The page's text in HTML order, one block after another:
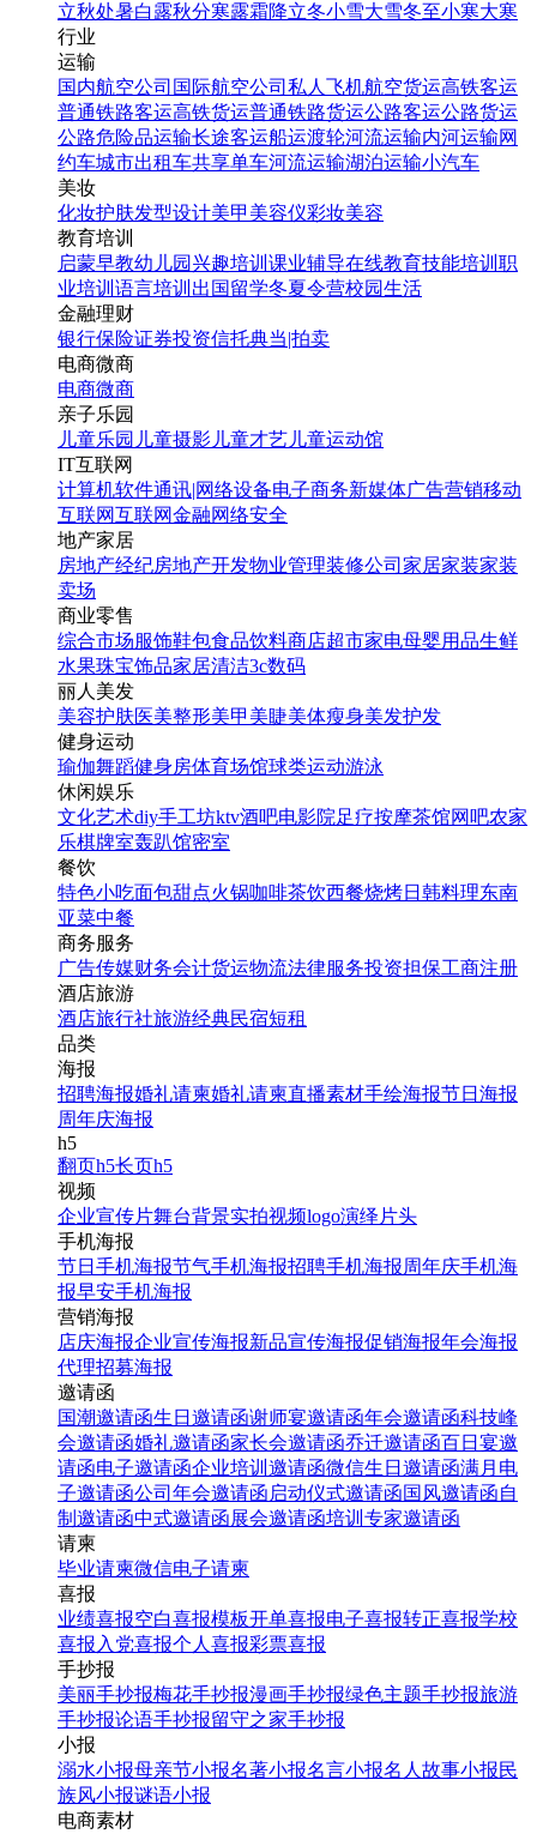
立秋处暑白露秋分寒露霜降立冬小雪大雪冬至小寒大寒
行业
运输
国内航空公司 国际航空公司 私人飞机航空货运高铁客运
普通铁路客运高铁货运普通铁路货运公路客运公路货运
公路危险品运输长途客运船运渡轮河流运输内河运输网
约车城市出租车共享单车河流运输湖泊运输小汽车
美妆
化妆护肤发型设计美甲 美容仪彩妆美容
教育培训
启蒙早教幼儿园 兴趣培训 课业辅导在线教育技能培训 职
业培训 语言培训 出国留学冬夏令营校园生活
金融理财
银行保险证券投资信托典当|拍卖
电商微商
电商微商
亲子乐园
儿童乐园 儿童摄影 儿童才艺 儿童运动馆
IT互联网
计算机软件通讯|网络设备电子商务新媒体广告营销移动
互联网互联网金融网络安全
地产家居
房地产经纪房地产开发物业管理装修公司 家居家装家装
卖场
商业零售
综合市场服饰鞋包食品饮料商店超市家电母婴用品生鲜
水果珠宝饰品家居清洁3c数码
丽人美发
美容护肤医美整形美甲美睫美体瘦身美发护发
健身运动
瑜伽舞蹈健身房体育场馆球类运动游泳
休闲娱乐
文化艺术diy手工坊ktv酒吧电影院足疗按摩茶馆网吧农家
乐棋牌室轰趴馆密室
餐饮
特色小吃面包甜点火锅咖啡茶饮西餐烧烤日韩料理东南
亚菜中餐
商务服务
广告传媒财务会计货运物流法律服务投资担保工商注册
酒店旅游
酒店旅行社旅游经典民宿短租
品类
海报
招聘海报婚礼请柬婚礼请柬直播素材手绘海报节日海报
周年庆海报
h5
翻页h5长页h5
视频
企业宣传片舞台背景实拍视频logo演绎 片头
手机海报
节日手机海报节气手机海报招聘手机海报周年庆手机海
报早安手机海报
营销海报
店庆海报企业宣传海报新品宣传海报促销海报年会海报
代理招募海报
邀请函
国潮邀请函生日邀请函谢师宴邀请函年会邀请函科技峰
会邀请函婚礼邀请函家长会邀请函乔迁邀请函百日宴邀
请函电子邀请函企业培训邀请函微信生日邀请函满月电
子邀请函公司年会邀请函 启动仪式邀请函国风邀请函自
制邀请函中式邀请函展会邀请函培训专家邀请函
请柬
毕业请柬微信电子请柬
喜报
业绩喜报空白喜报模板开单喜报电子喜报转正喜报学校
喜报 入党喜报个人喜报彩票喜报
手抄报
美丽手抄报梅花手抄报漫画手抄报绿色主题手抄报旅游
手抄报论语手抄报留守之家手抄报
小报
溺水小报母亲节小报名著小报名言小报名人故事小报民
族风小报谜语小报
电商素材